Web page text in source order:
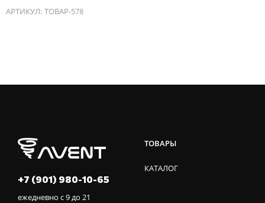
АРТИКУЛ: ТОВАР-578
+7 (901) 980-10-65
ежедневно с 9 до 21
ТОВАРЫ
КАТАЛОГ